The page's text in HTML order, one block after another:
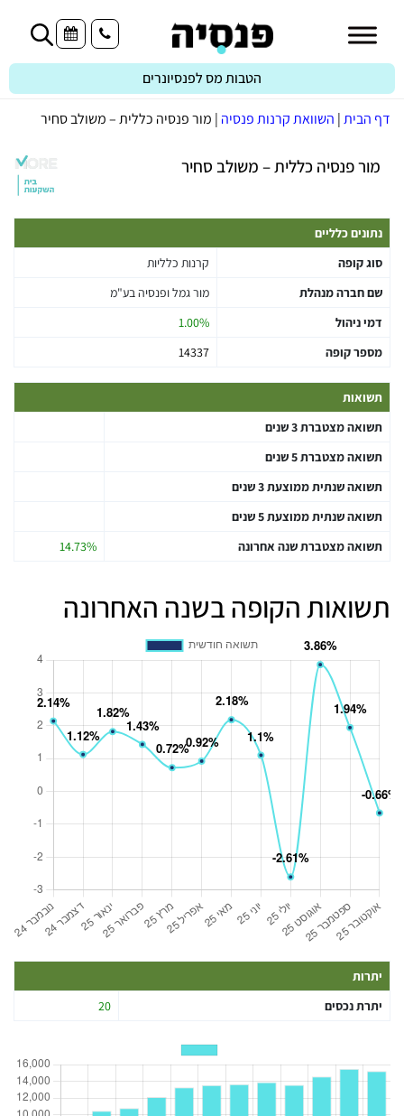
הטבות מס לפנסיונרים
דף הבית| השוואת קרנות פנסיה | מור פנסיה כללית – משולב סחיר
מור פנסיה כללית – משולב סחיר
נתונים כלליים
סוג קופה
קרנות כלליות
שם חברה מנהלת
מור גמל ופנסיה בע"מ
דמי ניהול
1.00%
מספר קופה
14337
תשואות
תשואה מצטברת 3 שנים
תשואה מצטברת 5 שנים
תשואה שנתית ממוצעת 3 שנים
תשואה שנתית ממוצעת 5 שנים
תשואה מצטברת שנה אחרונה
14.73%
תשואות הקופה בשנה האחרונה
יתרות
יתרת נכסים
20